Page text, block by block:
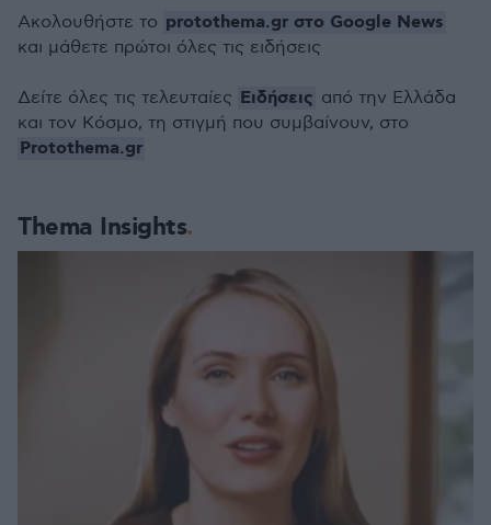
Thema Insights
Ακολουθήστε το protothema.gr στο Google News
και μάθετε πρώτοι όλες τις ειδήσεις
Δείτε όλες τις τελευταίες Ειδήσεις από την Ελλάδα
και τον Κόσμο, τη στιγμή που συμβαίνουν, στο
Protothema.gr